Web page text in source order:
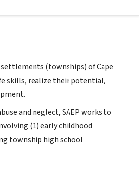
(townships) of Cape
skills, realize their potential,
and neglect, SAEP works to
(1) early childhood
township high school